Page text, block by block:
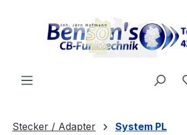
Stecker / Adapter System PL